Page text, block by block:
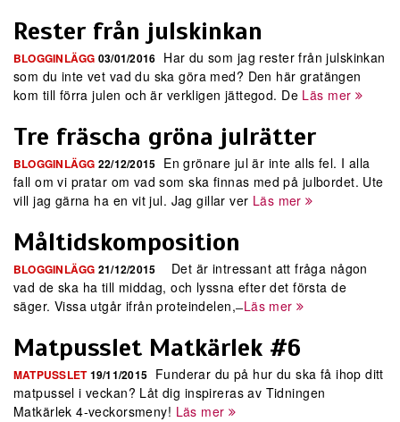
Rester från julskinkan
BLOGGINLÄGG 03/01/2016 Har du som jag rester från julskinkan
som du inte vet vad du ska göra med? Den här gratängen
kom till förra julen och är verkligen jättegod. De Läs mer
Tre fräscha gröna julrätter
BLOGGINLÄGG 22/12/2015 En grönare jul är inte alls fel. I alla
fall om vi pratar om vad som ska finnas med på julbordet. Ute
vill jag gärna ha en vit jul. Jag gillar ver Läs mer
Måltidskomposition
BLOGGINLÄGG 21/12/2015 Det är intressant att fråga någon
vad de ska ha till middag, och lyssna efter det första de
säger. Vissa utgår ifrån proteindelen, ̶Läs mer
Matpusslet Matkärlek #6
MATPUSSLET19/11/2015 Funderar du på hur du ska få ihop ditt
matpussel i veckan? Låt dig inspireras av Tidningen
Matkärlek​ 4-veckorsmeny! Läs mer